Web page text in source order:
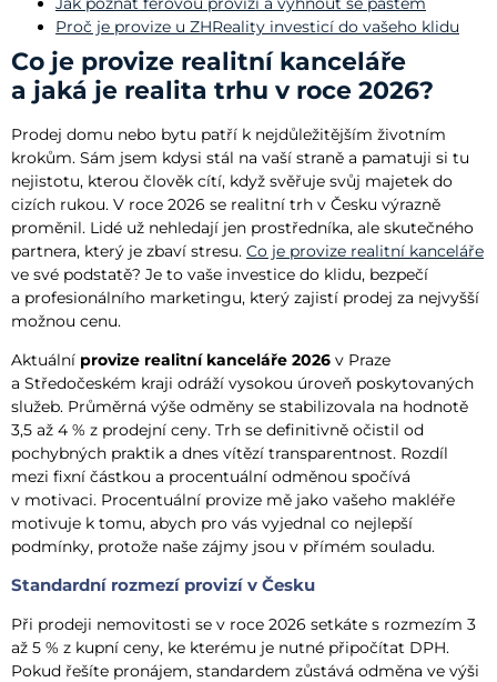
Proč je provize u ZHReality investicí do vašeho klidu
Co je provize realitní kanceláře
a jaká je realita trhu v roce 2026?
Prodej domu nebo bytu patří k nejdůležitějším životním
krokům. Sám jsem kdysi stál na vaší straně a pamatuji si tu
nejistotu, kterou člověk cítí, když svěřuje svůj majetek do
cizích rukou. V roce 2026 se realitní trh v Česku výrazně
proměnil. Lidé už nehledají jen prostředníka, ale skutečného
partnera, který je zbaví stresu. Co je provize realitní kanceláře
ve své podstatě? Je to vaše investice do klidu, bezpečí
a profesionálního marketingu, který zajistí prodej za nejvyšší
možnou cenu.
Aktuální provize realitní kanceláře 2026 v Praze
a Středočeském kraji odráží vysokou úroveň poskytovaných
služeb. Průměrná výše odměny se stabilizovala na hodnotě
3,5 až 4 % z prodejní ceny. Trh se definitivně očistil od
pochybných praktik a dnes vítězí transparentnost. Rozdíl
mezi fixní částkou a procentuální odměnou spočívá
v motivaci. Procentuální provize mě jako vašeho makléře
motivuje k tomu, abych pro vás vyjednal co nejlepší
podmínky, protože naše zájmy jsou v přímém souladu.
Standardní rozmezí provizí v Česku
Při prodeji nemovitosti se v roce 2026 setkáte s rozmezím 3
až 5 % z kupní ceny, ke kterému je nutné připočítat DPH.
Pokud řešíte pronájem, standardem zůstává odměna ve výši